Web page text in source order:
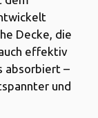
Decke, die
effektiv
absorbiert –
und